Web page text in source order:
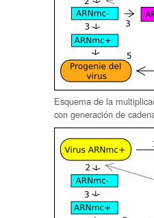
Esquema de la
con generación de